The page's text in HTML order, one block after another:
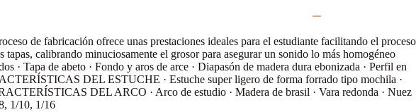
de fabricación ofrece unas prestaciones ideales para el estudiante facilitando el proceso
calibrando minuciosamente el grosor para asegurar un sonido lo más homogéneo
de abeto · Fondo y aros de arce · Diapasón de madera dura ebonizada · Perfil en
DEL ESTUCHE · Estuche super ligero de forma forrado tipo mochila ·
DEL ARCO · Arco de estudio · Madera de brasil · Vara redonda · Nuez
1/10, 1/16